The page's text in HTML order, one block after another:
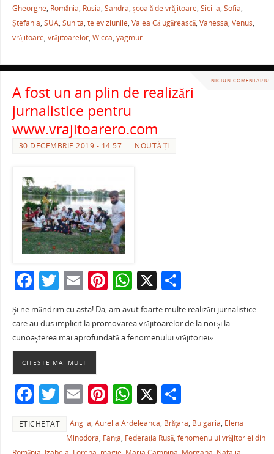
Gheorghe, România, Rusia, Sandra, școală de vrăjitoare, Sicilia, Sofia,
Ștefania, SUA, Sunita, televiziunile, Valea Călugărească, Vanessa, Venus,
vrăjitoare, vrăjitoarelor, Wicca, yagmur
NICIUN COMENTARIU
A fost un an plin de realizări
jurnalistice pentru
www.vrajitoarero.com
30 DECEMBRIE 2019 - 14:57 NOUTĂȚI
F
a
c
e
b
o
o
k
T
itt
er
E
m
ai
l
Pi
er
e
W
h
at
s
p
p
X P
ta
je
ză
Și ne mândrim cu asta! Da, am avut foarte multe realizări jurnalistice
care au dus implicit la promovarea vrăjitoarelor de la noi și la
cunoașterea mai aprofundată a fenomenului vrăjitoriei»
CITEȘTE MAI MULT
F
c
T
w
itt
E
m
ai
Pi
nt
er
W
h
at
X P
ar
ta
ETICHETAT Anglia,Aurelia Ardeleanca, Brăţara, Bulgaria, Elena
Minodora, Fanța, Federaţia Rusă,fenomenului vrăjitoriei din